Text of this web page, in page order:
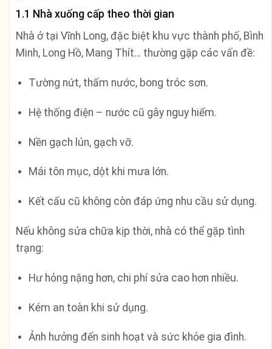
1.1 Nhà xuống cấp theo thời gian
Nhà ở tại Vĩnh Long, đặc biệt khu vực thành phố, Bình
Minh, Long Hồ, Mang Thít… thường gặp các vấn đề:
Tường nứt, thấm nước, bong tróc sơn.
Hệ thống điện – nước cũ gây nguy hiểm.
Nền gạch lún, gạch vỡ.
Mái tôn mục, dột khi mưa lớn.
Kết cấu cũ không còn đáp ứng nhu cầu sử dụng.
Nếu không sửa chữa kịp thời, nhà có thể gặp tình
trạng:
Hư hỏng nặng hơn, chi phí sửa cao hơn nhiều.
Kém an toàn khi sử dụng.
Ảnh hưởng đến sinh hoạt và sức khỏe gia đình.